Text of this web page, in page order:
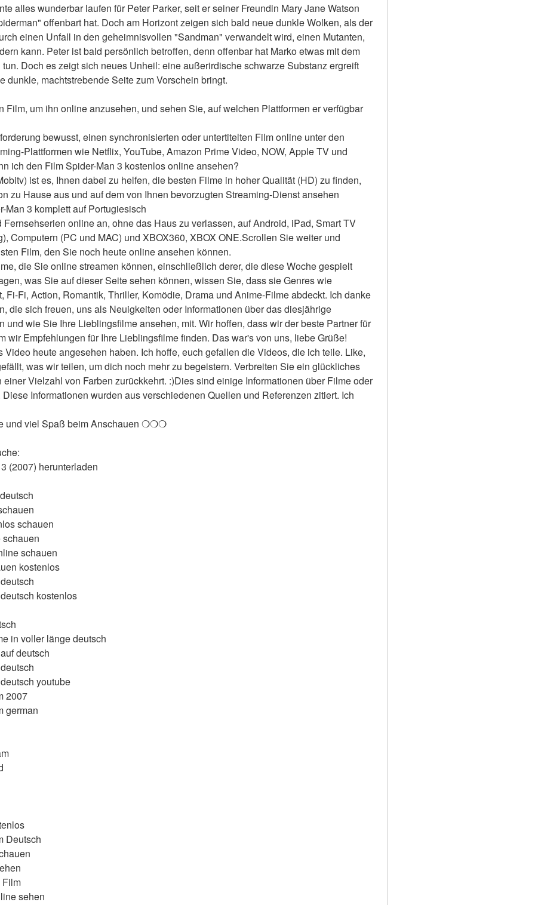
alles wunderbar laufen für Peter Parker, seit er seiner Freundin Mary Jane Watson
offenbart hat. Doch am Horizont zeigen sich bald neue dunkle Wolken, als der
einen Unfall in den geheimnisvollen "Sandman" verwandelt wird, einen Mutanten,
kann. Peter ist bald persönlich betroffen, denn offenbar hat Marko etwas mit dem
Doch es zeigt sich neues Unheil: eine außerirdische schwarze Substanz ergreift
dunkle, machtstrebende Seite zum Vorschein bringt.
Film, um ihn online anzusehen, und sehen Sie, auf welchen Plattformen er verfügbar
bewusst, einen synchronisierten oder untertitelten Film online unter den
Plattformen wie Netflix, YouTube, Amazon Prime Video, NOW, Apple TV und
ich den Film Spider-Man 3 kostenlos online ansehen?
ist es, Ihnen dabei zu helfen, die besten Filme in hoher Qualität (HD) zu finden,
zu Hause aus und auf dem von Ihnen bevorzugten Streaming-Dienst ansehen
Man 3 komplett auf Portugiesisch
online an, ohne das Haus zu verlassen, auf Android, iPad, Smart TV
Computern (PC und MAC) und XBOX360, XBOX ONE.Scrollen Sie weiter und
Film, den Sie noch heute online ansehen können.
die Sie online streamen können, einschließlich derer, die diese Woche gespielt
was Sie auf dieser Seite sehen können, wissen Sie, dass sie Genres wie
Fi-Fi, Action, Romantik, Thriller, Komödie, Drama und Anime-Filme abdeckt. Ich danke
die sich freuen, uns als Neuigkeiten oder Informationen über das diesjährige
und wie Sie Ihre Lieblingsfilme ansehen, mit. Wir hoffen, dass wir der beste Partner für
wir Empfehlungen für Ihre Lieblingsfilme finden. Das war's von uns, liebe Grüße!
Video heute angesehen haben. Ich hoffe, euch gefallen die Videos, die ich teile. Like,
was wir teilen, um dich noch mehr zu begeistern. Verbreiten Sie ein glückliches
Vielzahl von Farben zurückkehrt. :)Dies sind einige Informationen über Filme oder
Informationen wurden aus verschiedenen Quellen und Referenzen zitiert. Ich
viel Spaß beim Anschauen ❍❍❍
(2007) herunterladen
schauen
schauen
kostenlos
kostenlos
in voller länge deutsch
deutsch
youtube
2007
german
Deutsch
Film
sehen